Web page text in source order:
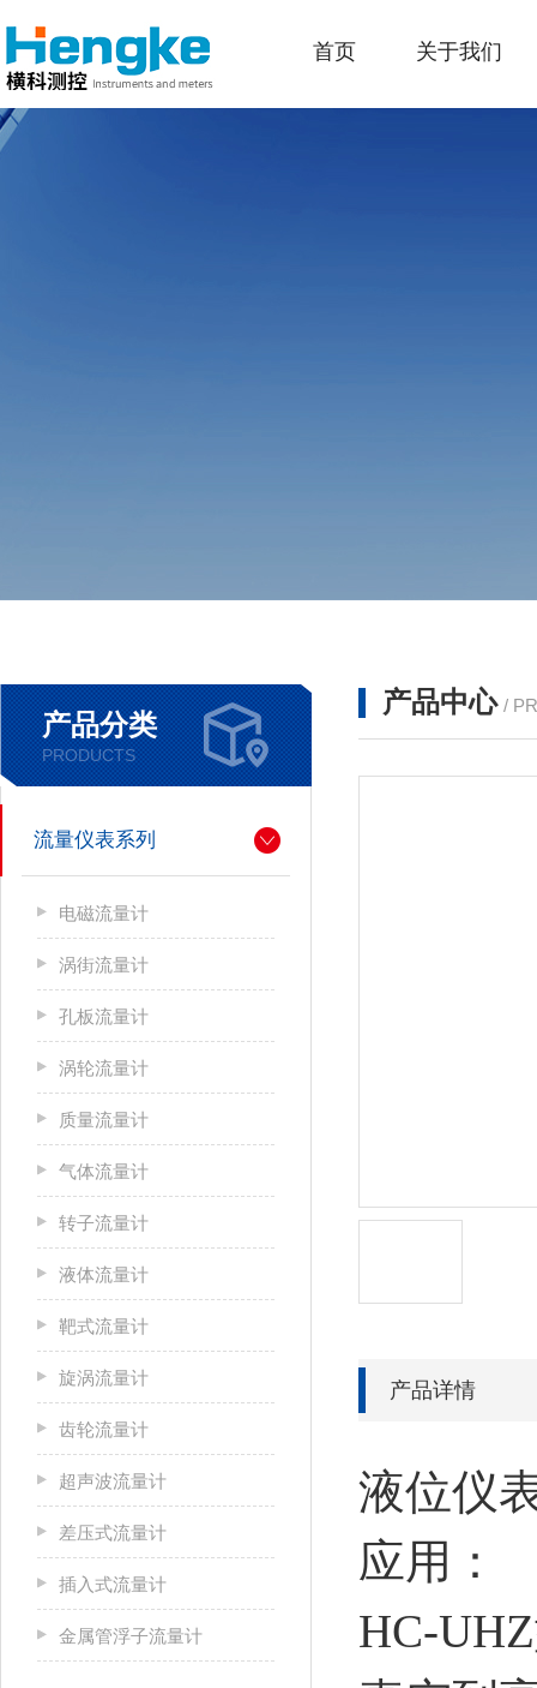
首页 关于我们
产品分类
PRODUCTS
流量仪表系列
电磁流量计
涡街流量计
孔板流量计
涡轮流量计
质量流量计
气体流量计
转子流量计
液体流量计
靶式流量计
旋涡流量计
齿轮流量计
超声波流量计
差压式流量计
插入式流量计
金属管浮子流量计
产品中心 /
产品详情
液位仪
应用：
HC-